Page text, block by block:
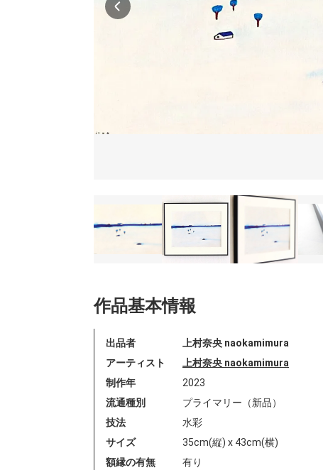
作品基本情報
出品者
上村奈央 naokamimura
アーティスト
上村奈央 naokamimura
制作年
2023
流通種別
プライマリー（新品）
技法
水彩
サイズ
35cm(縦) x 43cm(横)
額縁の有無
有り